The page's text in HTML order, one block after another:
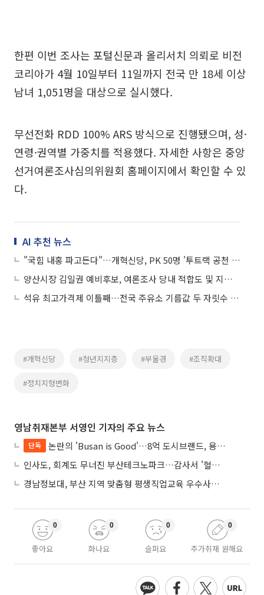
한편 이번 조사는 포털신문과 올리서치 의뢰로 비전
코리아가 4월 10일부터 11일까지 전국 만 18세 이상
남녀 1,051명을 대상으로 실시했다.
무선전화 RDD 100% ARS 방식으로 진행됐으며, 성·
연령·권역별 가중치를 적용했다. 자세한 사항은 중앙
선거여론조사심의위원회 홈페이지에서 확인할 수 있
다.
AI 추천 뉴스
"국힘 내홍 파고든다"…개혁신당, PK 50명 '투트랙 공천 실험'
양산시장 김일권 예비후보, 여론조사 당내 적합도 및 지지층 적합도에서 모두 1위
석유 최고가격제 이틀째…전국 주유소 기름값 두 자릿수 하락
#개혁신당 #청년지지층 #부울경 #조직확대
#정치지형변화
영남취재본부 서영인 기자의 주요 뉴스
단독
논란의 'Busan is Good'…8억 도시브랜드, 용산 대통령실 CI 업체가 수행
인사도, 회계도 무너진 부산테크노파크…감사서 '혈세 유용·인사 뒤집기' 적발
경남정보대, 부산 지역 맞춤형 평생직업교육 우수사례로 혁신 주도
좋아요
0
화나요
0
슬퍼요
0
추가취재 원해요
0